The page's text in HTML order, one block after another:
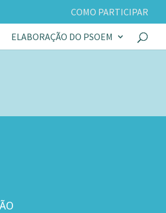
COMO PARTICIPAR
ELABORAÇÃO DO PSOEM